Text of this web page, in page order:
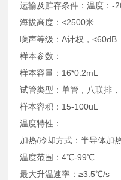
运输及贮存条件：温度：-
海拔高度：<2500米
噪声等级：A计权，<60dB
样本参数：
样本容量：16*0.2mL
试管类型：单管，八联排
样本容积：15-100uL
温度特性：
加热/冷却方式：半导体加
温度范围：4℃-99℃
最大升温速率：≥3.5℃/s